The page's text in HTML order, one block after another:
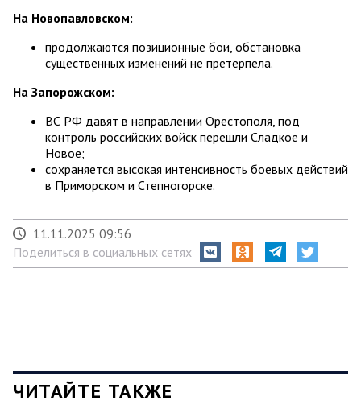
На Новопавловском:
продолжаются позиционные бои, обстановка
существенных изменений не претерпела.
На Запорожском:
ВС РФ давят в направлении Орестополя, под
контроль российских войск перешли Сладкое и
Новое;
сохраняется высокая интенсивность боевых действий
в Приморском и Степногорске.
11.11.2025 09:56
Поделиться в социальных сетях
ЧИТАЙТЕ ТАКЖЕ